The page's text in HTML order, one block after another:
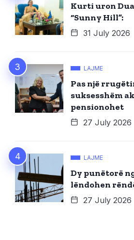
Kurti uron
“Sunny Hill”:
31 July 2026
LAJME
Pas një
suksesshëm
pensionohet
27 July 2026
LAJME
Dy punëtorë
lëndohen
27 July 2026